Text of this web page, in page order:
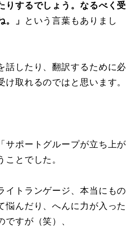
りするでしょう。なるべく受
。」
という言葉もありまし
話したり、翻訳するために必
け取れるのではと思います。
サポートグループが立ち上が
ことでした。
イトランゲージ、本当にもの
悩んだり、へんに力が入った
ですが（笑）、